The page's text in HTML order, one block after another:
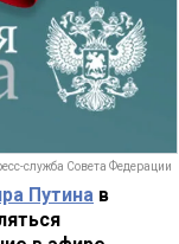
служба Совета Федерации
Путина в